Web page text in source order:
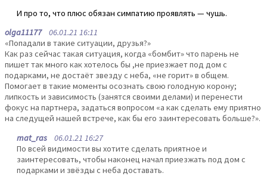
И про то, что плюс обязан симпатию проявлять — чушь.
olga1117706.01.21 16:11
«Попадали в такие ситуации, друзья?»
Как раз сейчас такая ситуация, когда «бомбит» что парень не
пишет так много как хотелось бы ,не приезжает под дом с
подарками, не достаёт звезду с неба, «не горит» в общем.
Помогает в такие моменты осознать свою голодную корону;
липкость и зависимость (занятся своими делами) и перенести
фокус на партнера, задаться вопросом «а как сделать ему приятно
на следущей нашей встрече, как бы его заинтересовать больше?».
mat_ras 06.01.21 16:27
По всей видимости вы хотите сделать приятное и
заинтересовать, чтобы наконец начал приезжать под дом с
подарками и звёзды с неба доставать.